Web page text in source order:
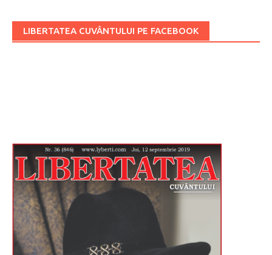
LIBERTATEA CUVÂNTULUI PE FACEBOOK